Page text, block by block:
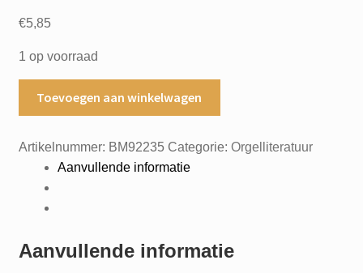
€5,85
1 op voorraad
koraalbewerkingen
"Het
liedboek
Harke
Toevoegen aan winkelwagen
Artikelnummer: BM92235 Categorie: Orgelliteratuur
Aanvullende informatie
Aanvullende informatie